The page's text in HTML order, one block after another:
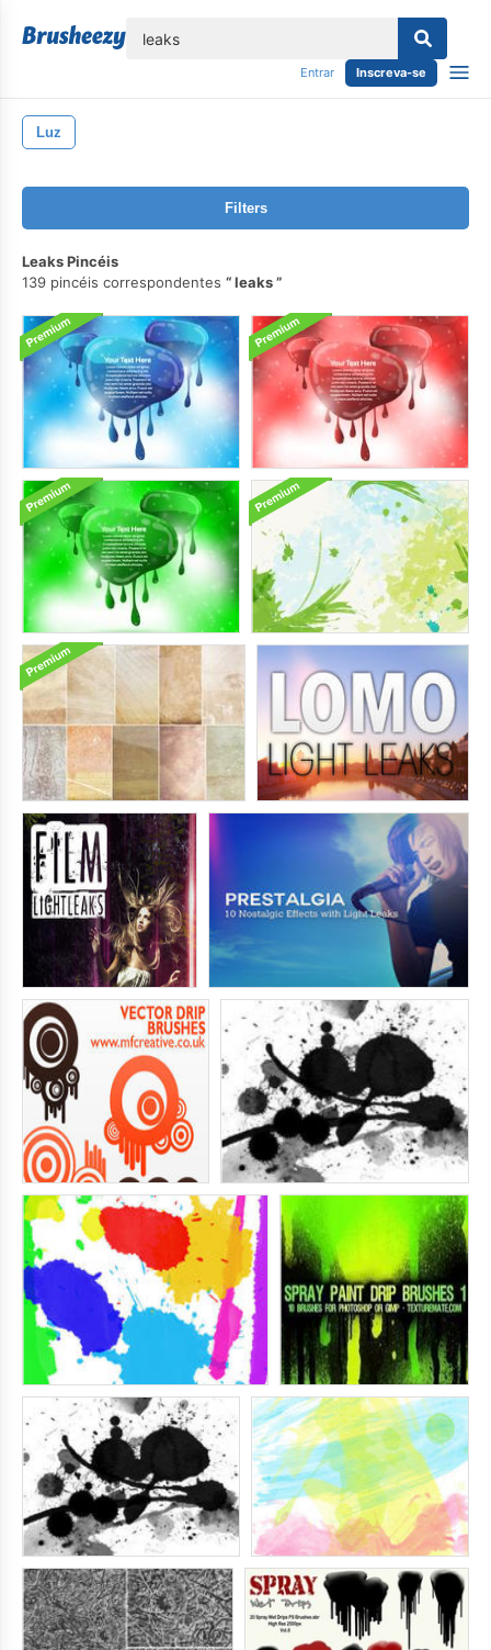
Entrar Inscreva-se
Luz
Filters
Leaks Pincéis
139 pincéis correspondentes
leaks